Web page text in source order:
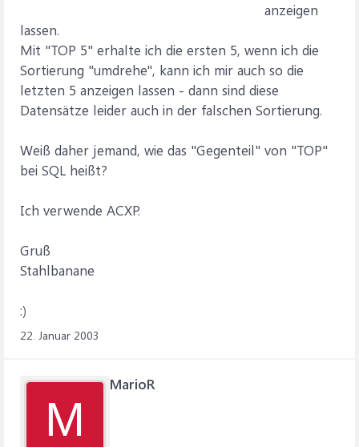
anzeigen
lassen.
Mit "TOP 5" erhalte ich die ersten 5, wenn ich die
Sortierung "umdrehe", kann ich mir auch so die
letzten 5 anzeigen lassen - dann sind diese
Datensätze leider auch in der falschen Sortierung.
Weiß daher jemand, wie das "Gegenteil" von "TOP"
bei SQL heißt?
Ich verwende ACXP.
Gruß
Stahlbanane
:)
22. Januar 2003
M
MarioR